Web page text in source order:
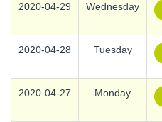
2020-04-29 Wednesday
2020-04-28 Tuesday
2020-04-27 Monday